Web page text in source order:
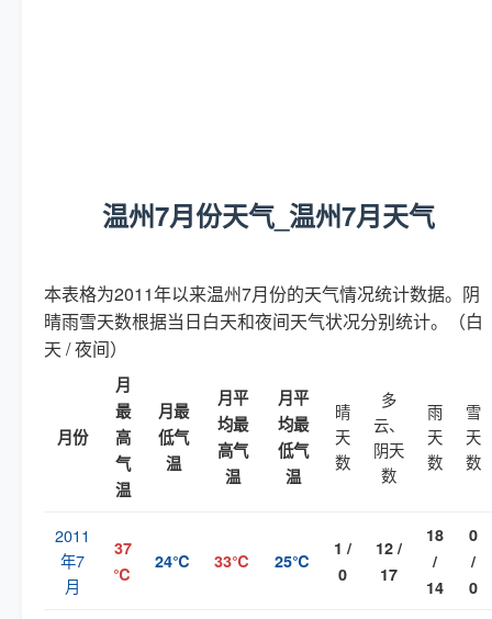
温州7月份天气_温州7月天气
本表格为2011年以来温州7月份的天气情况统计数据。阴
晴雨雪天数根据当日白天和夜间天气状况分别统计。（白
天 / 夜间）
月份
月
最
高
气
温
月最
低气
温
月平
均最
高气
温
月平
均最
低气
温
晴
天
数
多
云、
阴天
数
雨
天
数
雪
天
数
2011
年7
月
37
℃
24℃ 33℃ 25℃
1 /
0
12 /
17
18
/
14
0
/
0